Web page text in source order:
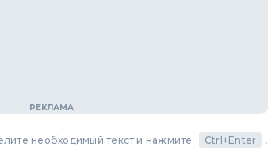
необходимый текст и нажмите Ctrl+Enter
,